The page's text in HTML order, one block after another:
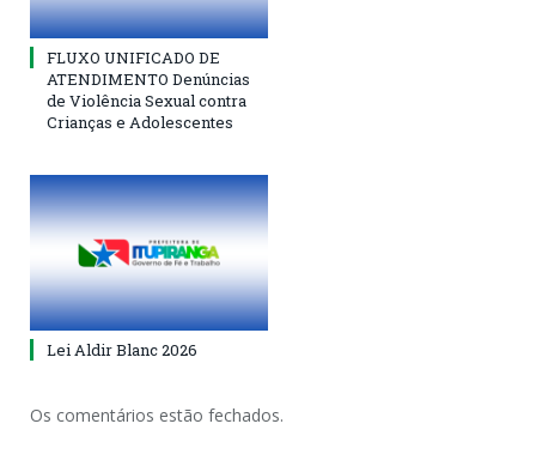
FLUXO UNIFICADO DE
ATENDIMENTO Denúncias
de Violência Sexual contra
Crianças e Adolescentes
Lei Aldir Blanc 2026
Os comentários estão fechados.